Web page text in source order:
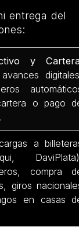
entrega del
y
o pago
a
compra
giros
en casas